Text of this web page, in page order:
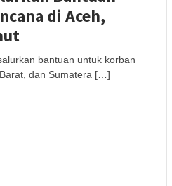
di Aceh,
bantuan untuk korban
dan Sumatera […]